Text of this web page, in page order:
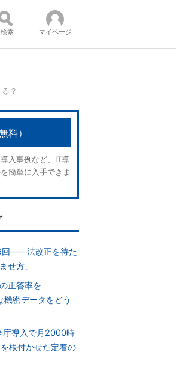
検索 マイページ
？
料）
入事例など、IT導
簡単に入手できま
回――法改正を待た
せ方」
正答率を
密データをどう
庁導入で月2000時
根付かせた定着の